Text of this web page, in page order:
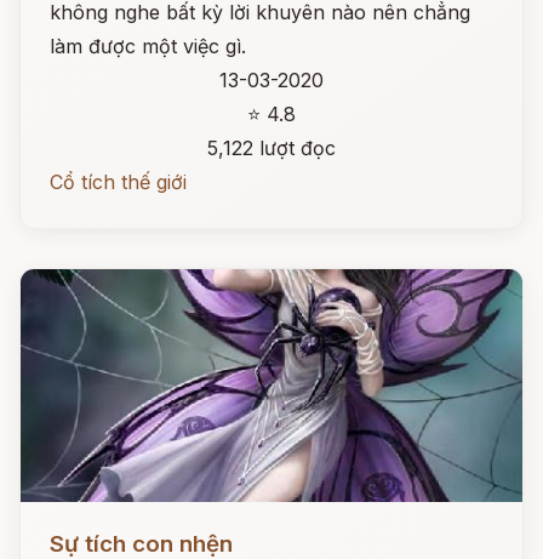
không nghe bất kỳ lời khuyên nào nên chẳng
làm được một việc gì.
13-03-2020
⭐ 4.8
5,122 lượt đọc
Cổ tích thế giới
Sự tích con nhện